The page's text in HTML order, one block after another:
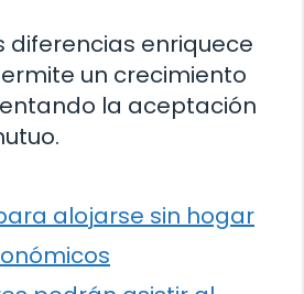
diferencias enriquece
un crecimiento
la aceptación
alojarse sin hogar